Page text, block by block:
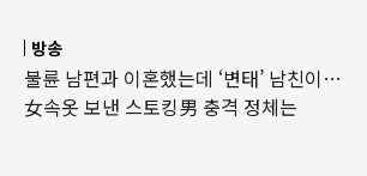
방송
불륜 남편과 이혼했는데 ‘변태’ 남친이…
女속옷 보낸 스토킹男 충격 정체는